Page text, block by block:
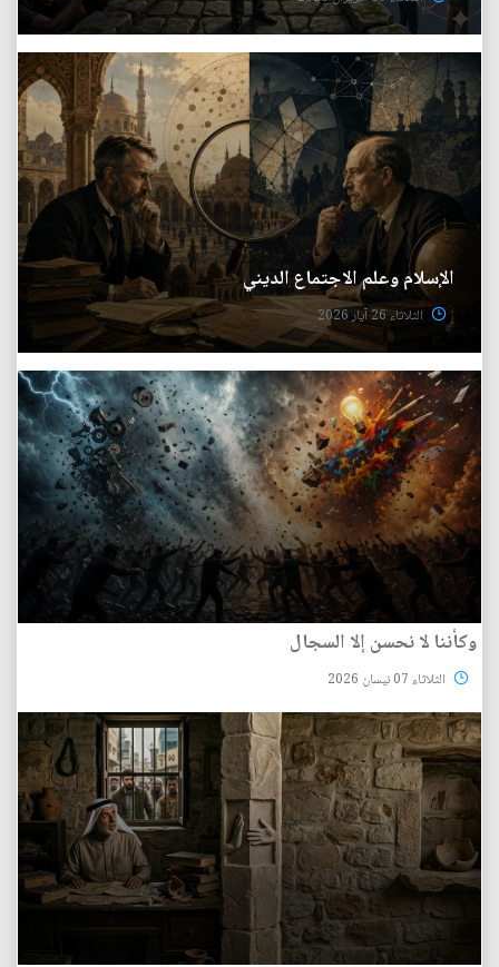
الإسلام وعلم الاجتماع الديني
الثلاثاء 26 آيار 2026
وكأننا لا نحسن إلا السجال
الثلاثاء 07 نيسان 2026